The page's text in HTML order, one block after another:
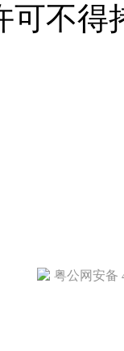
可不得
粤公网安备